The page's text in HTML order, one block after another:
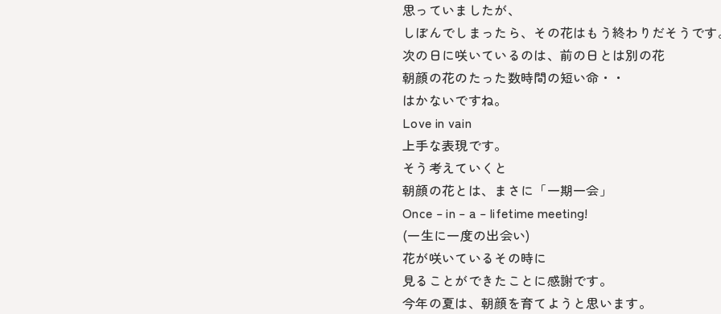
思っていましたが、
しぼんでしまったら、その花はもう終わりだそうで
次の日に咲いているのは、前の日とは別の花
朝顔の花のたった数時間の短い命・・
はかないですね。
Love in vain
上手な表現です。
そう考えていくと
朝顔の花とは、まさに「一期一会」
Once – in – a – lifetime meeting!
(一生に一度の出会い)
花が咲いているその時に
見ることができたことに感謝です。
今年の夏は、朝顔を育てようと思います。